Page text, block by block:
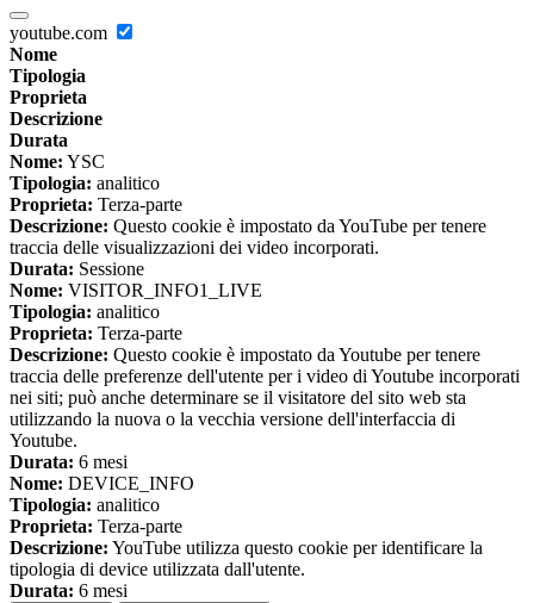
youtube.com
Nome
Tipologia
Proprieta
Descrizione
Durata
Nome: YSC
Tipologia: analitico
Proprieta: Terza-parte
Descrizione: Questo cookie è impostato da YouTube per tenere
traccia delle visualizzazioni dei video incorporati.
Durata: Sessione
Nome: VISITOR_INFO1_LIVE
Tipologia: analitico
Proprieta: Terza-parte
Descrizione: Questo cookie è impostato da Youtube per tenere
traccia delle preferenze dell'utente per i video di Youtube incorporati
nei siti; può anche determinare se il visitatore del sito web sta
utilizzando la nuova o la vecchia versione dell'interfaccia di
Youtube.
Durata: 6 mesi
Nome: DEVICE_INFO
Tipologia: analitico
Proprieta: Terza-parte
Descrizione: YouTube utilizza questo cookie per identificare la
tipologia di device utilizzata dall'utente.
Durata: 6 mesi